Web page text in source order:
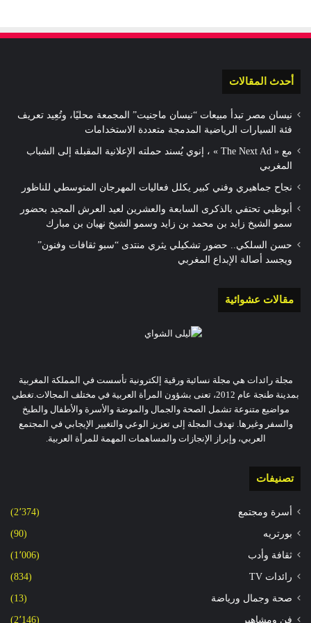
أحدث المقالات
نيسان مصر تبدأ مبيعات “نيسان ماجنيت” المجمعة محليًا، وتُعِيد تعريف
فئة السيارات الرياضية المدمجة متعددة الاستخدامات
مع « The Next Ad » ، إنوي يُسند حملته الإعلانية المقبلة إلى الشباب
المغربي
نجاح جماهيري وفني كبير يكلل فعاليات المهرجان المتوسطي للناظور
أبوظبي تحتفي بالذكرى السابعة والعشرين لعيد العرش المجيد بحضور
سمو الشيخ زايد بن محمد بن زايد وسمو الشيخ نهيان بن مبارك
حسن السلكي.. حضور تشكيلي يثري منتدى “سبو ثقافات وفنون”
ويجسد أصالة الإبداع المغربي
مقالات عشوائية
مجلة رائدات هي مجلة نسائية ورقية إلكترونية تأسست في المملكة المغربية
بمدينة طنجة عام 2012، تعنى بشؤون المرأة العربية في مختلف المجالات.تغطي
مواضيع متنوعة تشمل الصحة والجمال والموضة والأسرة والأطفال والطبخ
والسفر وغيرها. تهدف المجلة إلى تعزيز الوعي والتغيير الإيجابي في المجتمع
العربي، وإبراز الإنجازات والمساهمات المهمة للمرأة العربية.
تصنيفات
أسرة ومجتمع (2٬374)
بورتريه (90)
ثقافة وأدب (1٬006)
رائدات TV (834)
صحة وجمال ورياضة (13)
فن ومشاهير (2٬146)